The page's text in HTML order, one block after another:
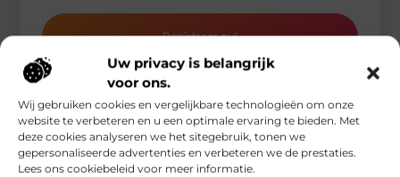
Uw privacy is belangrijk
voor ons.
Wij gebruiken cookies en vergelijkbare technologieën om onze
website te verbeteren en u een optimale ervaring te bieden. Met
deze cookies analyseren we het sitegebruik, tonen we
gepersonaliseerde advertenties en verbeteren we de prestaties.
Lees ons cookiebeleid voor meer informatie.
Registreer nu!
Gerelateerde artikelendie u mogelijk
interesseren